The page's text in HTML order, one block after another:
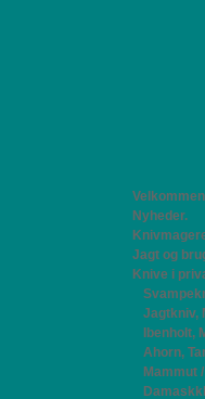
Velkommen
Nyheder.
Jagt og
Knive i
Jagtkniv,
Ibenholt,
Ahorn,
Mammut /